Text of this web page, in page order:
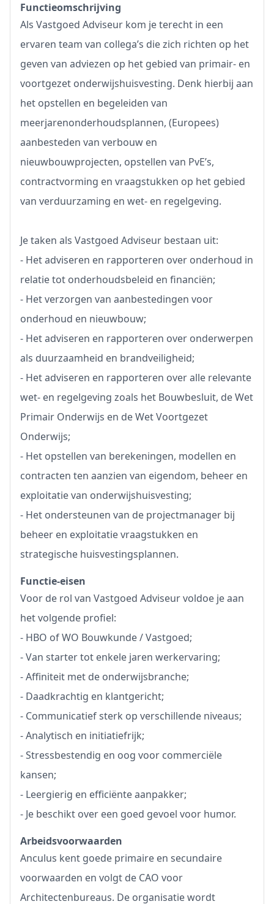
Functieomschrijving
Als Vastgoed Adviseur kom je terecht in een
ervaren team van collega’s die zich richten op het
geven van adviezen op het gebied van primair- en
voortgezet onderwijshuisvesting. Denk hierbij aan
het opstellen en begeleiden van
meerjarenonderhoudsplannen, (Europees)
aanbesteden van verbouw en
nieuwbouwprojecten, opstellen van PvE’s,
contractvorming en vraagstukken op het gebied
van verduurzaming en wet- en regelgeving.
Je taken als Vastgoed Adviseur bestaan uit:
- Het adviseren en rapporteren over onderhoud in
relatie tot onderhoudsbeleid en financiën;
- Het verzorgen van aanbestedingen voor
onderhoud en nieuwbouw;
- Het adviseren en rapporteren over onderwerpen
als duurzaamheid en brandveiligheid;
- Het adviseren en rapporteren over alle relevante
wet- en regelgeving zoals het Bouwbesluit, de Wet
Primair Onderwijs en de Wet Voortgezet
Onderwijs;
- Het opstellen van berekeningen, modellen en
contracten ten aanzien van eigendom, beheer en
exploitatie van onderwijshuisvesting;
- Het ondersteunen van de projectmanager bij
beheer en exploitatie vraagstukken en
strategische huisvestingsplannen.
Functie-eisen
Voor de rol van Vastgoed Adviseur voldoe je aan
het volgende profiel:
- HBO of WO Bouwkunde / Vastgoed;
- Van starter tot enkele jaren werkervaring;
- Affiniteit met de onderwijsbranche;
- Daadkrachtig en klantgericht;
- Communicatief sterk op verschillende niveaus;
- Analytisch en initiatiefrijk;
- Stressbestendig en oog voor commerciële
kansen;
- Leergierig en efficiënte aanpakker;
- Je beschikt over een goed gevoel voor humor.
Arbeidsvoorwaarden
Anculus kent goede primaire en secundaire
voorwaarden en volgt de CAO voor
Architectenbureaus. De organisatie wordt